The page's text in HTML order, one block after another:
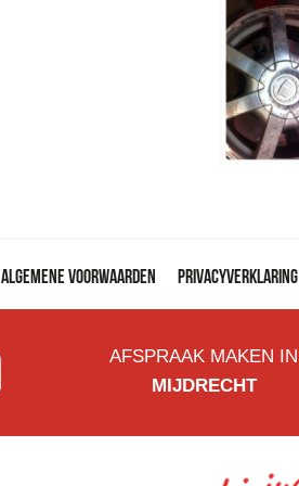
Algemene voorwaarden Privacyverklaring
AFSPRAAK MAKEN IN
MIJDRECHT